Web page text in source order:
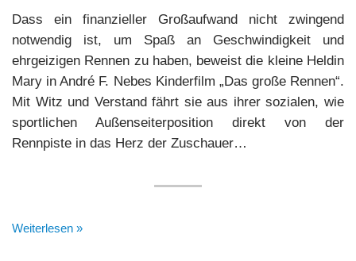
Dass ein finanzieller Großaufwand nicht zwingend
notwendig ist, um Spaß an Geschwindigkeit und
ehrgeizigen Rennen zu haben, beweist die kleine Heldin
Mary in André F. Nebes Kinderfilm „Das große Rennen“.
Mit Witz und Verstand fährt sie aus ihrer sozialen, wie
sportlichen Außenseiterposition direkt von der
Rennpiste in das Herz der Zuschauer…
Weiterlesen »